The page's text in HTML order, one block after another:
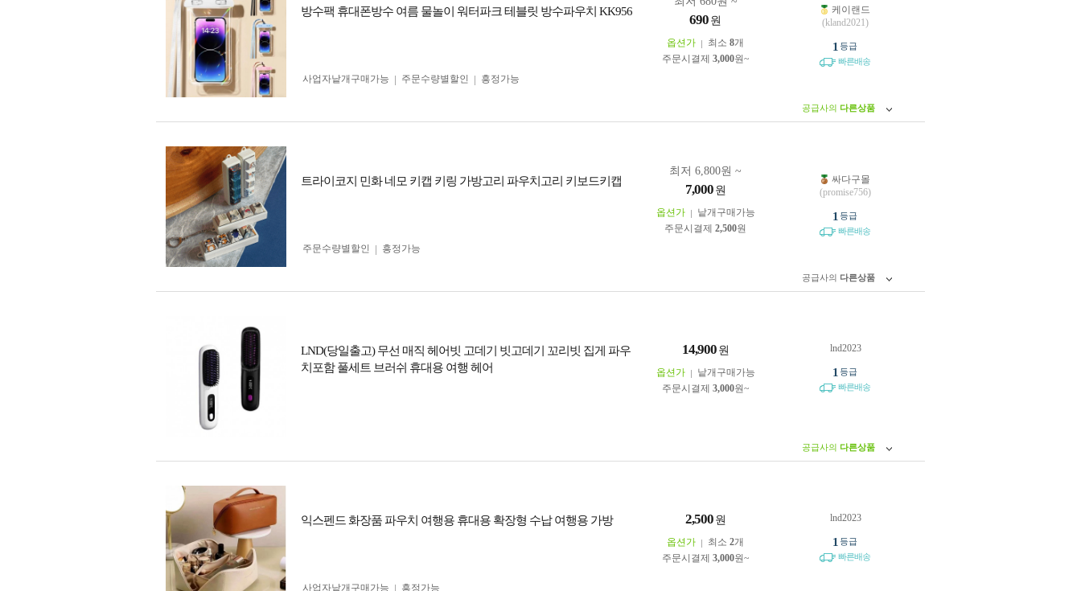
방수팩 휴대폰방수 여름 물놀이 워터파크 테블릿 방수파우치 KK956
690 원
옵션가 최소 8개
주문시결제 3,000원~
사업자 낱개구매가능
주문수량별할인 흥정가능
케이랜드
(kland2021)
1 등급
빠른배송
공급사의 다른상품
트라이코지 민화 네모 키캡 키링 가방고리 파우치고리 키보드키캡
최저 6,800원 ~
7,000 원
옵션가
낱개구매가능
주문시결제 2,500원
주문수량별할인
흥정가능
싸다구몰
(promise756)
1 등급
빠른배송
공급사의 다른상품
LND(당일출고) 무선 매직 헤어빗 고데기 빗고데기 꼬리빗 집게 파우
치포함 풀세트 브러쉬 휴대용 여행 헤어
14,900 원
옵션가
낱개구매가능
주문시결제 3,000원~
lnd2023
1 등급
빠른배송
공급사의 다른상품
익스펜드 화장품 파우치 여행용 휴대용 확장형 수납 여행용 가방 2,500 원
옵션가 최소 2개
주문시결제 3,000원~
사업자 낱개구매가능 흥정가능
lnd2023
1 등급
빠른배송